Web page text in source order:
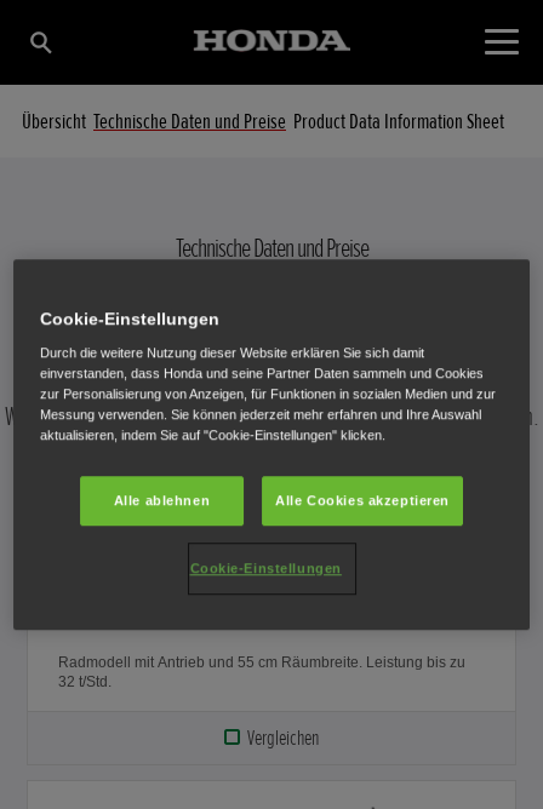
Übersicht Technische Daten und Preise Product Data Information Sheet
Technische Daten und Preise
IHRE SCHNEEFRÄSE IM DETAIL
Wählen Sie eine Schneefräse aus, um technische Details anzuzeigen.
HSS 655 W
Radmodell mit Antrieb und 55 cm Räumbreite. Leistung bis zu
32 t/Std.
Vergleichen
Cookie-Einstellungen
Durch die weitere Nutzung dieser Website erklären Sie sich damit
einverstanden, dass Honda und seine Partner Daten sammeln und Cookies
zur Personalisierung von Anzeigen, für Funktionen in sozialen Medien und zur
Messung verwenden. Sie können jederzeit mehr erfahren und Ihre Auswahl
aktualisieren, indem Sie auf "Cookie-Einstellungen" klicken.
Alle ablehnen Alle Cookies akzeptieren
Cookie-Einstellungen